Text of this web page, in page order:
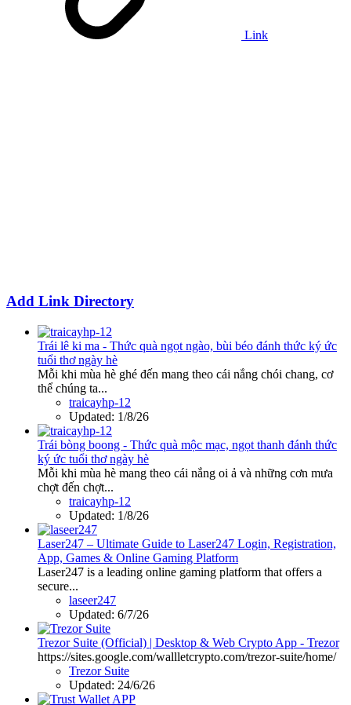
Link
Add Link Directory
Trái lê ki ma - Thức quà ngọt ngào, bùi béo đánh thức ký ức
tuổi thơ ngày hè
Mỗi khi mùa hè ghé đến mang theo cái nắng chói chang, cơ
thể chúng ta...
traicayhp-12
Updated: 1/8/26
Trái bòng boong - Thức quà mộc mạc, ngọt thanh đánh thức
ký ức tuổi thơ ngày hè
Mỗi khi mùa hè mang theo cái nắng oi ả và những cơn mưa
chợt đến chợt...
traicayhp-12
Updated: 1/8/26
Laser247 – Ultimate Guide to Laser247 Login, Registration,
App, Games & Online Gaming Platform
Laser247 is a leading online gaming platform that offers a
secure...
laseer247
Updated: 6/7/26
Trezor Suite (Official) | Desktop & Web Crypto App - Trezor
https://sites.google.com/wallletcrypto.com/trezor-suite/home/
Trezor Suite
Updated: 24/6/26